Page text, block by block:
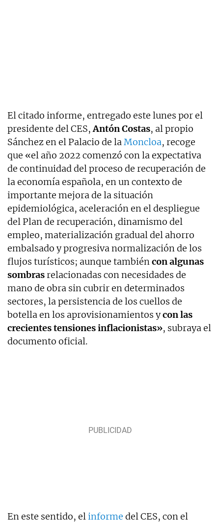
El citado informe, entregado este lunes por el
presidente del CES,Antón Costas, al propio
Sánchez en el Palacio de laMoncloa, recoge
que «el año 2022 comenzó con la expectativa
de continuidad del proceso de recuperación de
la economía española, en un contexto de
importante mejora de la situación
epidemiológica, aceleración en el despliegue
del Plan de recuperación, dinamismo del
empleo, materialización gradual del ahorro
embalsado y progresiva normalización de los
flujos turísticos; aunque tambiéncon algunas
sombrasrelacionadas con necesidades de
mano de obra sin cubrir en determinados
sectores, la persistencia de los cuellos de
botella en los aprovisionamientos ycon las
crecientes tensiones inflacionistas», subraya el
documento oficial.
En este sentido, elinforme del CES, con el